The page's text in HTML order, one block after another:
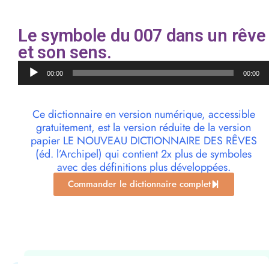
Le symbole du 007 dans un rêve
et son sens.
Lecteur
audio00:00 00:00
Ce dictionnaire en version numérique, accessible
gratuitement, est la version réduite de la version
papier LE NOUVEAU DICTIONNAIRE DES RÊVES
(éd. l’Archipel) qui contient 2x plus de symboles
avec des définitions plus développées.
Commander le dictionnaire complet